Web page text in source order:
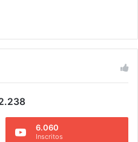
6.060
Inscritos